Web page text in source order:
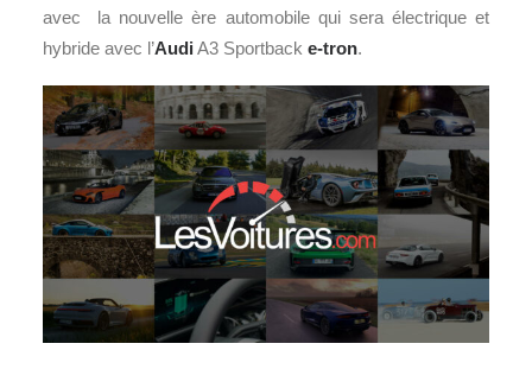
avec la nouvelle ère automobile qui sera électrique et
hybride avec l’Audi A3 Sportback e-tron.